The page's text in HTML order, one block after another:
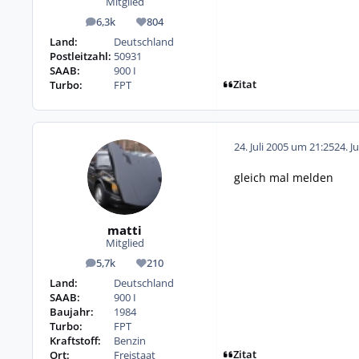
6,3k
Beiträge 804
Reputation
Land:
Deutschland
Postleitzahl: 50931
SAAB:
900 I
Turbo:
FPT Zitat
matti
Mitglied
5,7k
Beiträge 210
Reputation
Land:
Deutschland
SAAB:
900 I
Baujahr:
1984
Turbo:
FPT
Kraftstoff:
Benzin
Ort:
Freistaat
24. Juli 2005 um 21:2524.
gleich mal melden
Zitat